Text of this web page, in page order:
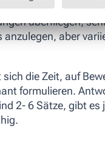
Abwechslung
überfliegen,
aber
die Zeit, auf
formulieren.
2- 6 Sätze, gibt es